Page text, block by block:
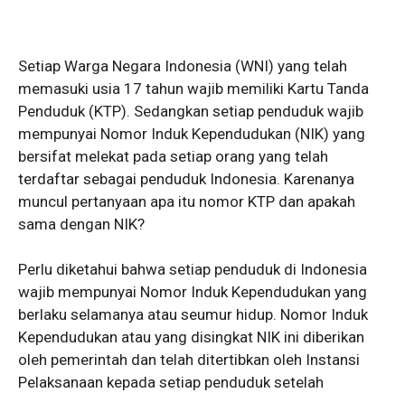
Setiap Warga Negara Indonesia (WNI) yang telah
memasuki usia 17 tahun wajib memiliki Kartu Tanda
Penduduk (KTP). Sedangkan setiap penduduk wajib
mempunyai Nomor Induk Kependudukan (NIK) yang
bersifat melekat pada setiap orang yang telah
terdaftar sebagai penduduk Indonesia. Karenanya
muncul pertanyaan apa itu nomor KTP dan apakah
sama dengan NIK?
Perlu diketahui bahwa setiap penduduk di Indonesia
wajib mempunyai Nomor Induk Kependudukan yang
berlaku selamanya atau seumur hidup. Nomor Induk
Kependudukan atau yang disingkat NIK ini diberikan
oleh pemerintah dan telah ditertibkan oleh Instansi
Pelaksanaan kepada setiap penduduk setelah